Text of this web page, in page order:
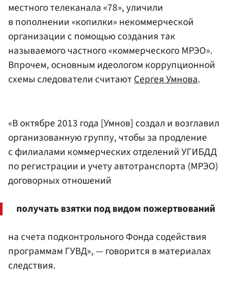
местного телеканала «78», уличили
в пополнении «копилки» некоммерческой
организации с помощью создания так
называемого частного «коммерческого МРЭО».
Впрочем, основным идеологом коррупционной
схемы следователи считаютСергея Умнова.
«В октябре 2013 года [Умнов] создал и возглавил
организованную группу, чтобы за продление
с филиалами коммерческих отделений УГИБДД
по регистрации и учету автотранспорта (МРЭО)
договорных отношений
получать взятки под видом пожертвований
на счета подконтрольного Фонда содействия
программам ГУВД», — говорится в материалах
следствия.